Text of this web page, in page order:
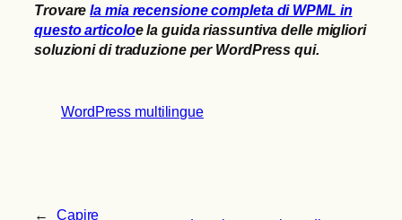
Trovarela mia recensione completa di WPML in
questo articoloe la guida riassuntiva delle migliori
soluzioni di traduzione per WordPress qui.
WordPress multilingue
←
Capire